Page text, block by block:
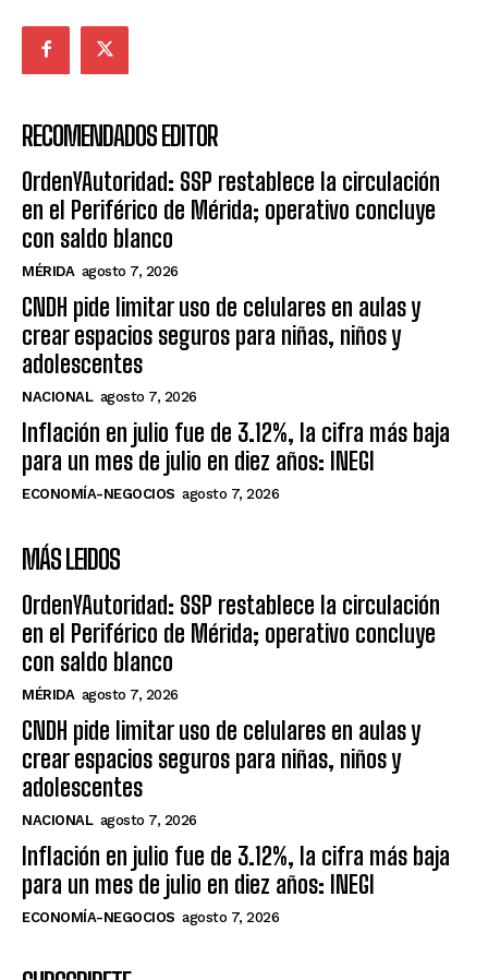
RECOMENDADOS EDITOR
OrdenYAutoridad: SSP restablece la circulación
en el Periférico de Mérida; operativo concluye
con saldo blanco
MÉRIDA agosto 7, 2026
CNDH pide limitar uso de celulares en aulas y
crear espacios seguros para niñas, niños y
adolescentes
NACIONAL agosto 7, 2026
Inflación en julio fue de 3.12%, la cifra más baja
para un mes de julio en diez años: INEGI
ECONOMÍA-NEGOCIOS agosto 7, 2026
MÁS LEIDOS
OrdenYAutoridad: SSP restablece la circulación
en el Periférico de Mérida; operativo concluye
con saldo blanco
MÉRIDA agosto 7, 2026
CNDH pide limitar uso de celulares en aulas y
crear espacios seguros para niñas, niños y
adolescentes
NACIONAL agosto 7, 2026
Inflación en julio fue de 3.12%, la cifra más baja
para un mes de julio en diez años: INEGI
ECONOMÍA-NEGOCIOS agosto 7, 2026